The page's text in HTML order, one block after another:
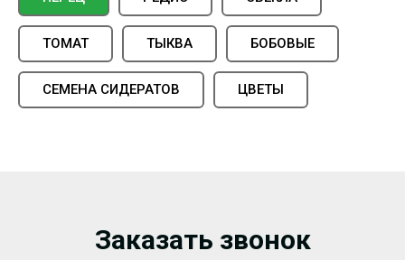
ТОМАТ ТЫКВА БОБОВЫЕ
СЕМЕНА СИДЕРАТОВ ЦВЕТЫ
Заказать звонок